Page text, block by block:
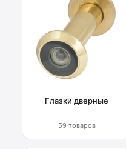
Глазки дверные
59 товаров